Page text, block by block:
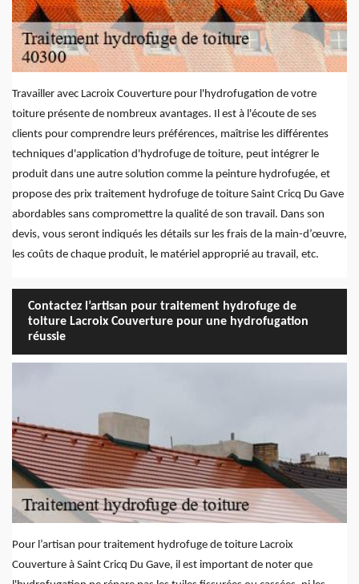
Travailler avec Lacroix Couverture pour l'hydrofugation de votre
toiture présente de nombreux avantages. Il est à l'écoute de ses
clients pour comprendre leurs préférences, maîtrise les différentes
techniques d'application d'hydrofuge de toiture, peut intégrer le
produit dans une autre solution comme la peinture hydrofugée, et
propose des prix traitement hydrofuge de toiture Saint Cricq Du Gave
abordables sans compromettre la qualité de son travail. Dans son
devis, vous seront indiqués les détails sur les frais de la main-d’œuvre,
les coûts de chaque produit, le matériel approprié au travail, etc.
Contactez l’artisan pour traitement hydrofuge de
toiture Lacroix Couverture pour une hydrofugation
réussie
Pour l’artisan pour traitement hydrofuge de toiture Lacroix
Couverture à Saint Cricq Du Gave, il est important de noter que